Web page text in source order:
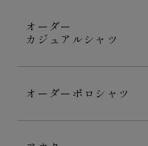
オーダー
カジュアルシャツ
オーダーポロシャツ